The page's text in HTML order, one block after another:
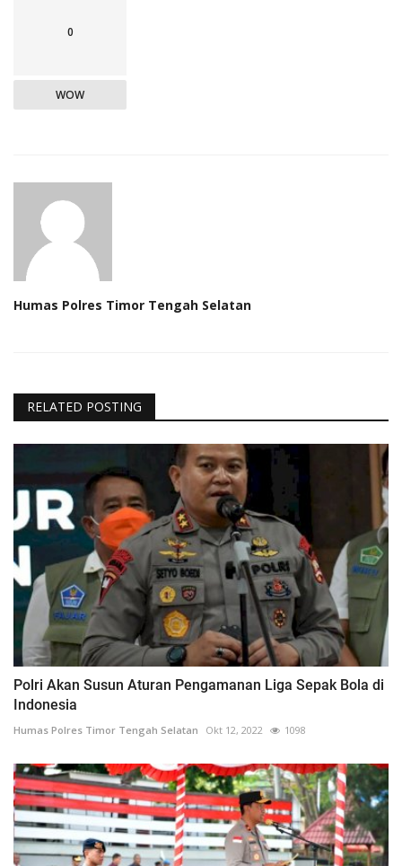
0
WOW
Humas Polres Timor Tengah Selatan
RELATED POSTING
Polri Akan Susun Aturan Pengamanan Liga Sepak Bola di
Indonesia
Humas Polres Timor Tengah Selatan Okt 12, 2022 1098